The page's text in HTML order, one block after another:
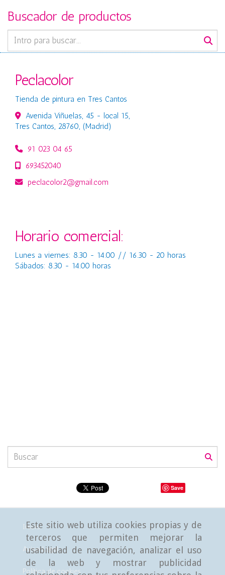
Este sitio web utiliza cookies propias y de
terceros que permiten mejorar la
usabilidad de navegación, analizar el uso
de la web y mostrar publicidad
Buscador de productos
Peclacolor
Tienda de pintura en Tres Cantos
Avenida Viñuelas, 45 - local 15,
Tres Cantos 28760 (Madrid)
91 023 04 65
693452040
peclacolor2
gmail.com
Horario comercial:
Lunes a viernes: 8.30 - 14.00 // 16.30 - 20 horas
Sábados: 8.30 - 14.00 horas
Save
Inicio
Aviso Legal
Política de cookies